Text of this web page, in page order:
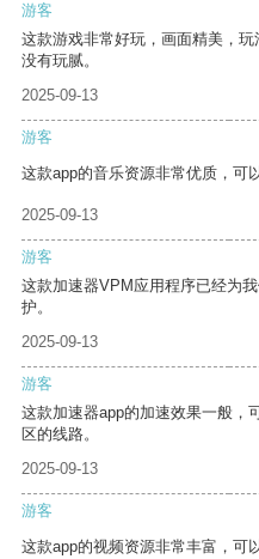
游客
这款游戏非常好玩，画面精美，
没有玩腻。
2025-09-13
游客
这款app的音乐资源非常优质，可
2025-09-13
游客
这款加速器VPM应用程序已经为
护。
2025-09-13
游客
这款加速器app的加速效果一般，
区的线路。
2025-09-13
游客
这款app的视频资源非常丰富，可